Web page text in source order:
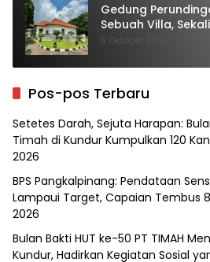
Gedung
Sebuah Villa,
yang Mengubah
5 Oktober 2025
Pos-pos Terbaru
Setetes Darah, Sejuta Harapan:
Timah di Kundur Kumpulkan 120
2026
BPS Pangkalpinang: Pendataan
Lampaui Target, Capaian Tembus
2026
Bulan Bakti HUT ke-50 PT TIMAH
Kundur, Hadirkan Kegiatan Sosial